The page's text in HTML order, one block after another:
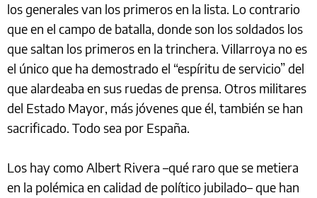
los generales van los primeros en la lista. Lo contrario
que en el campo de batalla, donde son los soldados los
que saltan los primeros en la trinchera. Villarroya no es
el único que ha demostrado el “espíritu de servicio” del
que alardeaba en sus ruedas de prensa. Otros militares
del Estado Mayor, más jóvenes que él, también se han
sacrificado. Todo sea por España.
Los hay como Albert Rivera –qué raro que se metiera
en la polémica en calidad de político jubilado– que han